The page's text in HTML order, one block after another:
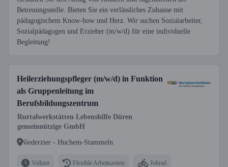
Betreuungsstelle. Bieten Sie ein verlässliches Zuhause mit
pädagogischem Know-how und Herz. Wir suchen Sozialarbeiter,
Sozialpädagogen und Erzieher (m/w/d) für eine individuelle
Begleitung!
Heilerziehungspfleger (m/w/d) in Funktion
als Gruppenleitung im
Berufsbildungszentrum
Rurtalwerkstätten Lebenshilfe Düren
gemeinnützige GmbH
Niederzier - Huchem-Stammeln
Vollzeit Flexible Arbeitszeiten Jobrad